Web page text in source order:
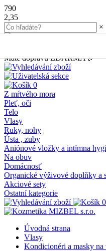
790
2,35
×
Máte dopravu ZDARMA 🎉
0
Z mŕtvého mora
Pleť, oči
Telo
Vlasy
Ruky, nohy
Ústa , zuby
Aniónové vložky a intímna
Na obuv
Domácnosť
Organické výživové doplňky a
Akciové sety
Ostatní kategorie
0
Úvodná strana
Vlasy
Kondicionéri a masky na